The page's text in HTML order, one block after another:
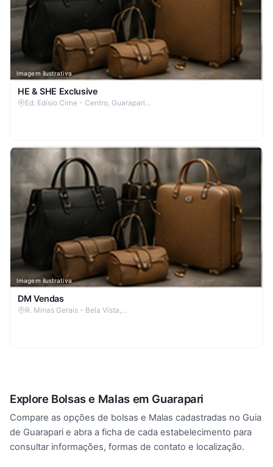
Imagem ilustrativa
HE & SHE Exclusive
Ed. Edísio Cirne - Centro, Guarapari…
Imagem ilustrativa
DM Vendas
R. Minas Gerais - Bela Vista,…
Explore Bolsas e Malas em Guarapari
Compare as opções de bolsas e Malas cadastradas no Guia
de Guarapari e abra a ficha de cada estabelecimento para
consultar informações, formas de contato e localização.